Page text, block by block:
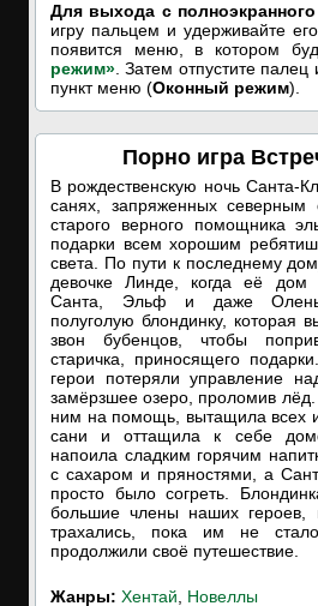
Для выхода с
игру пальцем и удерживайте
появится меню, в котором
режим» . Затем отпустите
пункт меню (Оконный режим).
Порно игра
В рождественскую ночь Санта-
санях, запряженных
старого верного помощника
подарки всем хорошим
света. По пути к последнему
девочке Линде, когда её дом
Санта, Эльф и даже Олень
полуголую блондинку, которая
звон бубенцов, чтобы
старичка, приносящего
герои потеряли управление
замёрзшее озеро, проломив
ним на помощь, вытащила всех
сани и оттащила к себе
напоила сладким горячим
с сахаром и пряностями, а
просто было согреть.
большие члены наших героев,
трахались, пока им не
продолжили своё путешествие.
Жанры: Хентай
Новеллы